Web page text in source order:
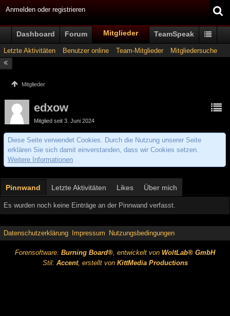
Anmelden oder registrieren
Dashboard Forum Mitglieder TeamSpeak
Letzte Aktivitäten Benutzer online Team-Mitglieder Mitgliedersuche
Mitglieder
edxow
Mitglied seit 3. Juni 2024
Diese Seite verwendet Cookies. Durch die Nutzung unserer Seite
erklären Sie sich damit einverstanden, dass wir Cookies setzen.
Weitere Informationen
Pinnwand Letzte Aktivitäten Likes Über mich
Es wurden noch keine Einträge an der Pinnwand verfasst.
Datenschutzerklärung Impressum Nutzungsbedingungen
Forensoftware: Burning Board®, entwickelt von WoltLab® GmbH
Stil: Accent, erstellt von KittMedia Productions